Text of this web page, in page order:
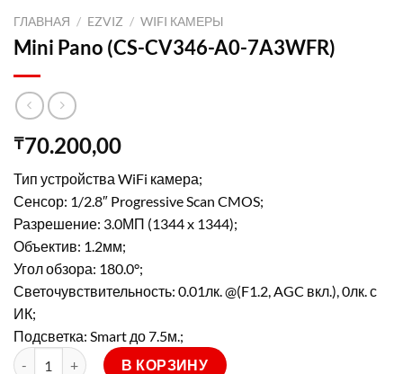
ГЛАВНАЯ / EZVIZ / WIFI КАМЕРЫ
Mini Pano (CS-CV346-A0-7A3WFR)
₸70.200,00
Тип устройства WiFi камера;
Сенсор: 1/2.8″ Progressive Scan CMOS;
Разрешение: 3.0МП (1344 x 1344);
Объектив: 1.2мм;
Угол обзора: 180.0°;
Светочувствительность: 0.01лк. @(F1.2, AGC вкл.), 0лк. с
ИК;
Подсветка: Smart до 7.5м.;
Количество товара Mini Pano (CS-CV346-A0-7A3WFR)
В КОРЗИНУ